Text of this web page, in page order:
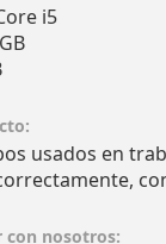
i5
usados en
con nosotros: